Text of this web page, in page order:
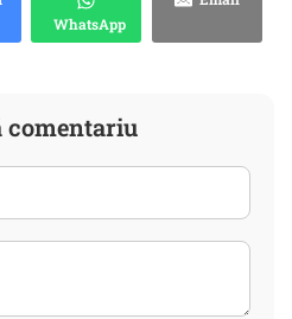
WhatsApp
comentariu